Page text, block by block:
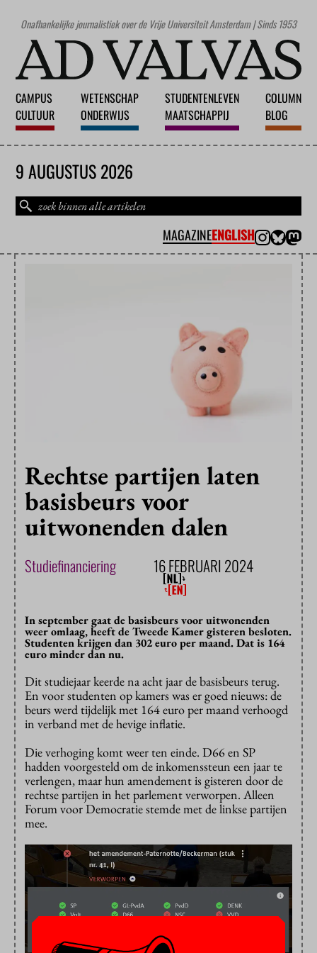
Onafhankelijke journalistiek over de Vrije Universiteit Amsterdam | Sinds 1953
CAMPUS
CULTUUR
WETENSCHAP
ONDERWIJS
STUDENTENLEVEN
MAATSCHAPPIJ
COLUMN
BLOG
9 AUGUSTUS 2026
MAGAZINEENGLISH
Rechtse partijen laten
basisbeurs voor
uitwonenden dalen
Studiefinanciering 16 FEBRUARI 2024
In september gaat de basisbeurs voor uitwonenden
weer omlaag, heeft de Tweede Kamer gisteren besloten.
Studenten krijgen dan 302 euro per maand. Dat is 164
euro minder dan nu.
Dit studiejaar keerde na acht jaar de basisbeurs terug.
En voor studenten op kamers was er goed nieuws: de
beurs werd tijdelijk met 164 euro per maand verhoogd
in verband met de hevige inflatie.
Die verhoging komt weer ten einde. D66 en SP
hadden voorgesteld om de inkomenssteun een jaar te
verlengen, maar hun amendement is gisteren door de
rechtse partijen in het parlement verworpen. Alleen
Forum voor Democratie stemde met de linkse partijen
mee.